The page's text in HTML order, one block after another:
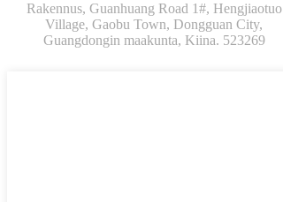
Rakennus, Guanhuang Road 1#, Hengjiaotuo
Village, Gaobu Town, Dongguan City,
Guangdongin maakunta, Kiina. 523269